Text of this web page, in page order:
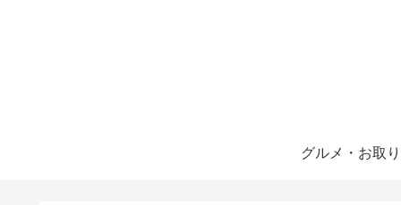
グルメ・お取